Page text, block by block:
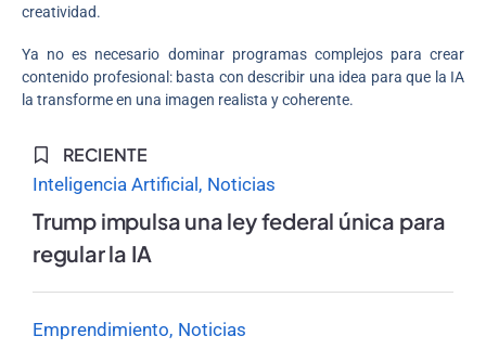
creatividad.
Ya no es necesario dominar programas complejos para crear
contenido profesional: basta con describir una idea para que la IA
la transforme en una imagen realista y coherente.
RECIENTE
Inteligencia Artificial Noticias
Trump impulsa una ley federal única para
regular la IA
Emprendimiento Noticias